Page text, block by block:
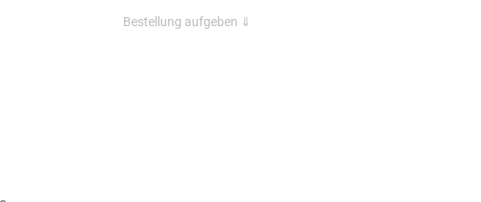
Bestellung aufgeben ⇓